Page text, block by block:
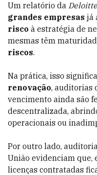
Um relatório da
grandes empresas já
risco à estratégia de
mesmas têm
riscos.
Na prática, isso
renovação, auditorias
vencimento ainda são
descentralizada,
operacionais ou
Por outro lado,
União evidenciam que,
licenças contratadas